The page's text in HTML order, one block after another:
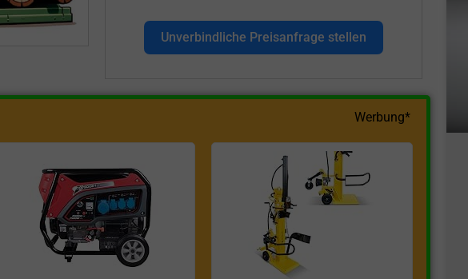
Unverbindliche Preisanfrage stellen
Werbung*